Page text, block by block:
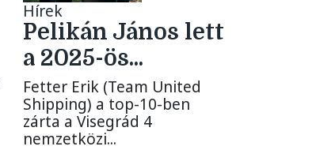
Hírek
Pelikán János lett
a 2025-ös...
Fetter Erik (Team United
Shipping) a top-10-ben
zárta a Visegrád 4
nemzetközi...